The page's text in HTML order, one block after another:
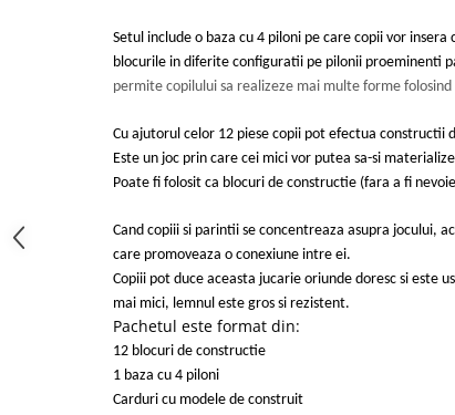
Setul include o baza cu 4 piloni pe care copii vor insera
blocurile in diferite configuratii pe pilonii proeminenti
permite copilului sa realizeze mai multe forme
Cu ajutorul celor 12 piese copii pot efectua constructii
Este un joc prin care cei mici vor putea sa-si
Poate fi folosit ca blocuri de constructie (fara a fi
Cand copiii si parintii se concentreaza asupra jocului,
care promoveaza o conexiune intre ei.
Copiii pot duce aceasta jucarie oriunde doresc si este
mai mici, lemnul este gros si rezistent.
Pachetul este format din:
12 blocuri de constructie
1 baza cu 4 piloni
Carduri cu modele de construit